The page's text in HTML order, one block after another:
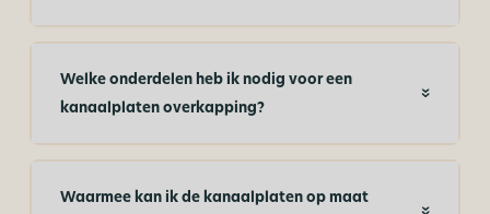
Welke onderdelen heb ik nodig voor een
kanaalplaten overkapping?
Waarmee kan ik de kanaalplaten op maat